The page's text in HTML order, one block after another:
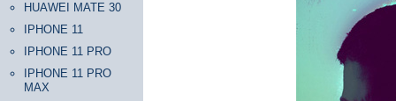
HUAWEI MATE 30
IPHONE 11
IPHONE 11 PRO
IPHONE 11 PRO
MAX